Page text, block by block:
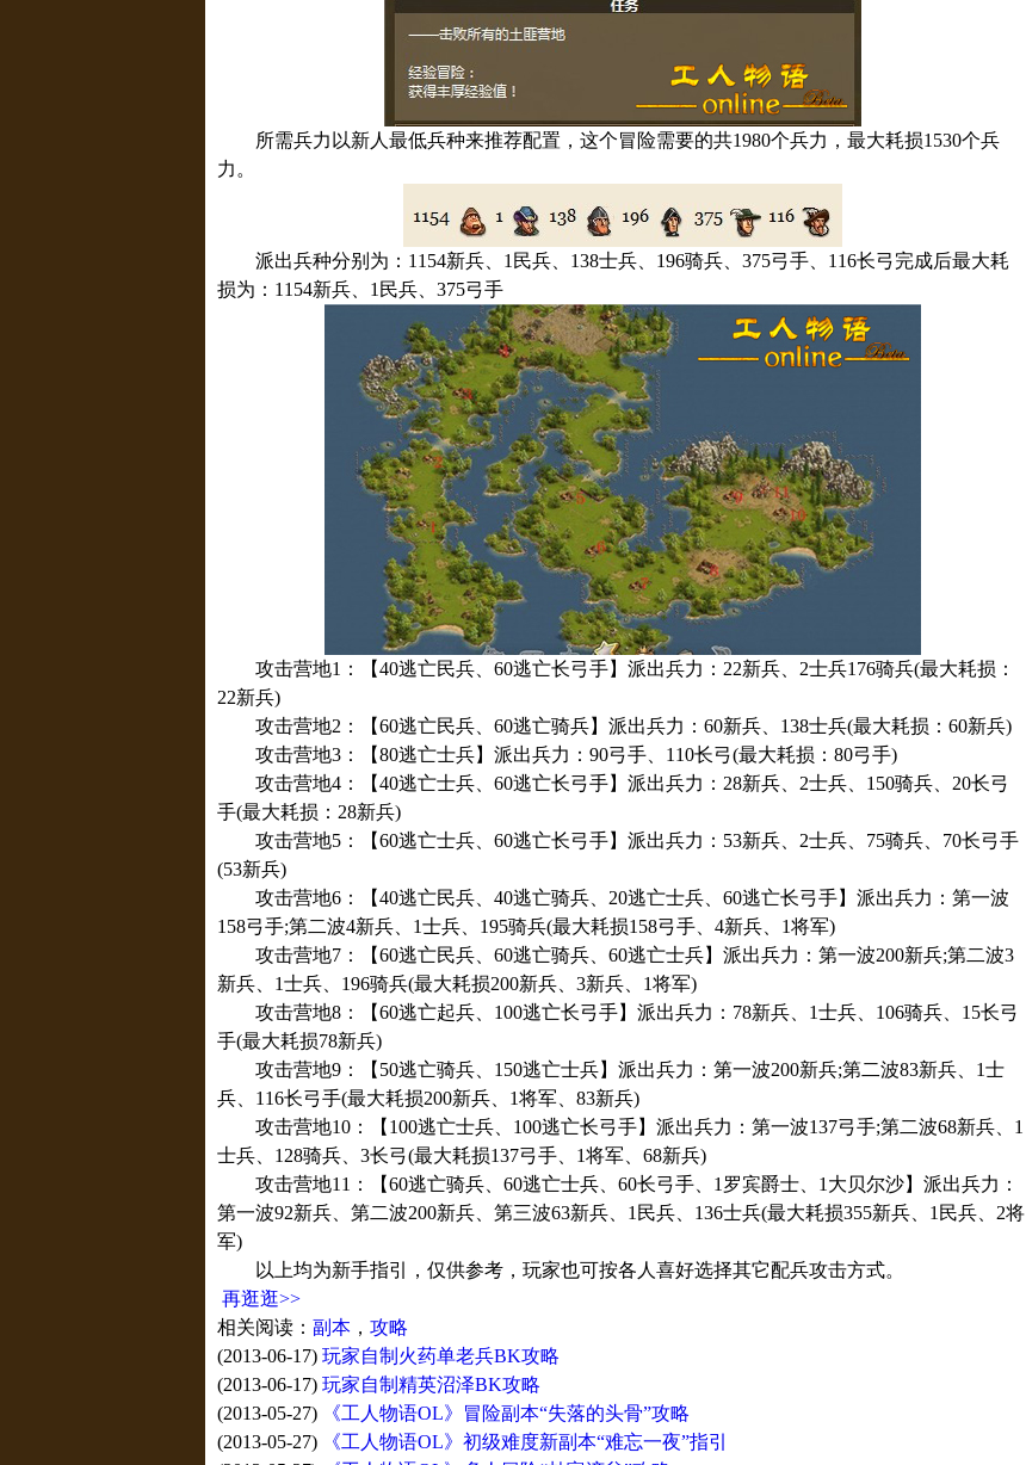
所需兵力以新人最低兵种来推荐配置，这个冒险需要的共1980个兵力，最大耗损1530个兵
力。
派出兵种分别为：1154新兵、1民兵、138士兵、196骑兵、375弓手、116长弓完成后最大耗
损为：1154新兵、1民兵、375弓手
攻击营地1：【40逃亡民兵、60逃亡长弓手】派出兵力：22新兵、2士兵176骑兵(最大耗损：
22新兵)
攻击营地2：【60逃亡民兵、60逃亡骑兵】派出兵力：60新兵、138士兵(最大耗损：60新兵)
攻击营地3：【80逃亡士兵】派出兵力：90弓手、110长弓(最大耗损：80弓手)
攻击营地4：【40逃亡士兵、60逃亡长弓手】派出兵力：28新兵、2士兵、150骑兵、20长弓
手(最大耗损：28新兵)
攻击营地5：【60逃亡士兵、60逃亡长弓手】派出兵力：53新兵、2士兵、75骑兵、70长弓手
(53新兵)
攻击营地6：【40逃亡民兵、40逃亡骑兵、20逃亡士兵、60逃亡长弓手】派出兵力：第一波
158弓手;第二波4新兵、1士兵、195骑兵(最大耗损158弓手、4新兵、1将军)
攻击营地7：【60逃亡民兵、60逃亡骑兵、60逃亡士兵】派出兵力：第一波200新兵;第二波3
新兵、1士兵、196骑兵(最大耗损200新兵、3新兵、1将军)
攻击营地8：【60逃亡起兵、100逃亡长弓手】派出兵力：78新兵、1士兵、106骑兵、15长弓
手(最大耗损78新兵)
攻击营地9：【50逃亡骑兵、150逃亡士兵】派出兵力：第一波200新兵;第二波83新兵、1士
兵、116长弓手(最大耗损200新兵、1将军、83新兵)
攻击营地10：【100逃亡士兵、100逃亡长弓手】派出兵力：第一波137弓手;第二波68新兵、1
士兵、128骑兵、3长弓(最大耗损137弓手、1将军、68新兵)
攻击营地11：【60逃亡骑兵、60逃亡士兵、60长弓手、1罗宾爵士、1大贝尔沙】派出兵力：
第一波92新兵、第二波200新兵、第三波63新兵、1民兵、136士兵(最大耗损355新兵、1民兵、2将
军)
以上均为新手指引，仅供参考，玩家也可按各人喜好选择其它配兵攻击方式。
再逛逛>>
相关阅读： 副本 ， 攻略
(2013-06-17) 玩家自制火药单老兵BK攻略
(2013-06-17) 玩家自制精英沼泽BK攻略
(2013-05-27)
《工人物语OL》冒险副本“失落的头骨”攻略
(2013-05-27)
《工人物语OL》初级难度新副本“难忘一夜”指引